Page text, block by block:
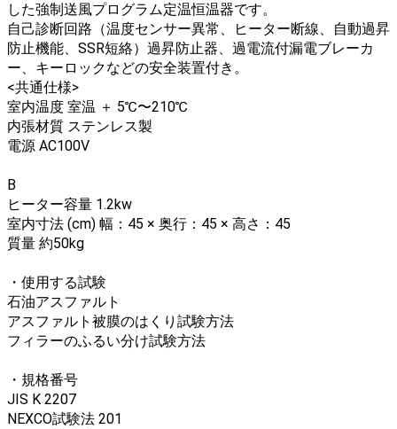
した強制送風プログラム定温恒温器です。
自己診断回路（温度センサー異常、ヒーター断線、自動過昇
防止機能、SSR短絡）過昇防止器、過電流付漏電ブレーカ
ー、キーロックなどの安全装置付き。
<共通仕様>
室内温度 室温 ＋ 5℃〜210℃
内張材質 ステンレス製
電源 AC100V
B
ヒーター容量 1.2kw
室内寸法 (cm) 幅：45 × 奥行：45 × 高さ：45
質量 約50kg
・使用する試験
石油アスファルト
アスファルト被膜のはくり試験方法
フィラーのふるい分け試験方法
・規格番号
JIS K 2207
NEXCO試験法 201